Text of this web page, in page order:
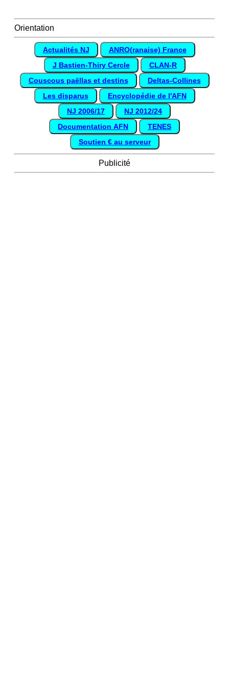
Orientation
Actualités NJ
ANRO(ranaise) France
J Bastien-Thiry Cercle
CLAN-R
Couscous paëllas et destins
Deltas-Collines
Les disparus
Encyclopédie de l'AFN
NJ 2006/17
NJ 2012/24
Documentation AFN
TENES
Soutien € au serveur
Publicité